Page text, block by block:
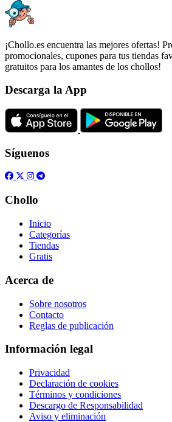
¡Chollo.es encuentra las mejores ofertas!
promocionales, cupones para tus tiendas
gratuitos para los amantes de los chollos!
Descarga la App
Síguenos
Chollo
Inicio
Categorías
Tiendas
Gratis
Acerca de
Sobre nosotros
Contacto
Reglas de publicación
Información legal
Privacidad
Declaración de cookies
Términos y condiciones
Descargo de Responsabilidad
Aviso y eliminación